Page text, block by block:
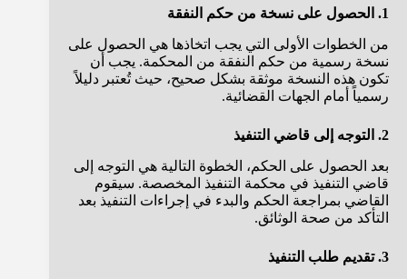
1. الحصول على نسخة من حكم النفقة
من الخطوات الأولى التي يجب اتخاذها هي الحصول على
نسخة رسمية من حكم النفقة من المحكمة. يجب أن
تكون هذه النسخة موثقة بشكل صحيح، حيث تُعتبر دليلاً
رسمياً أمام الجهات القضائية.
2. التوجه إلى قاضي التنفيذ
بعد الحصول على الحكم، الخطوة التالية هي التوجه إلى
قاضي التنفيذ في محكمة التنفيذ المخصصة. سيقوم
القاضي بمراجعة الحكم والبدء في إجراءات التنفيذ بعد
التأكد من صحة الوثائق.
3. تقديم طلب التنفيذ